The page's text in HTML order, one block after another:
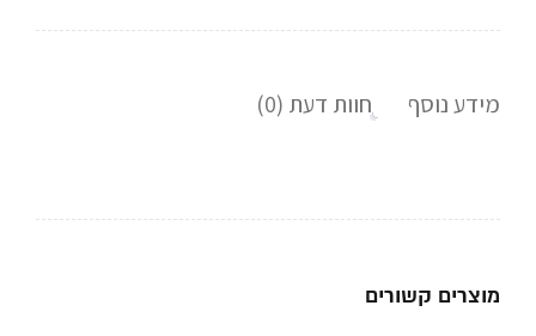
מידע נוסף חוות דעת (0)
מוצרים קשורים